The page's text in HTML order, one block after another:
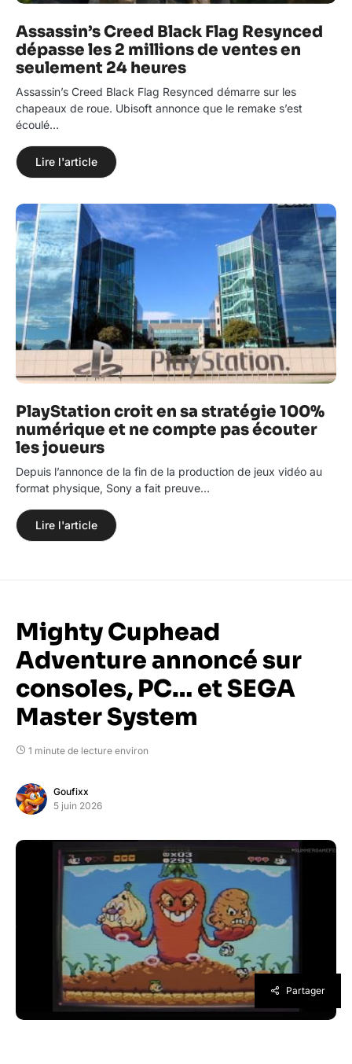
Assassin’s Creed Black Flag Resynced
dépasse les 2 millions de ventes en
seulement 24 heures
Assassin’s Creed Black Flag Resynced démarre sur les
chapeaux de roue. Ubisoft annonce que le remake s’est
écoulé…
Lire l'article
PlayStation croit en sa stratégie 100%
numérique et ne compte pas écouter
les joueurs
Depuis l’annonce de la fin de la production de jeux vidéo au
format physique, Sony a fait preuve…
Lire l'article
Mighty Cuphead
Adventure annoncé sur
consoles, PC… et SEGA
Master System
1 minute de lecture environ
Goufixx
5 juin 2026
Partager